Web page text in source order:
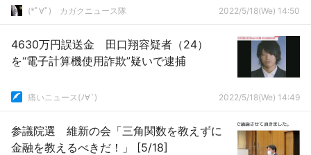
(*ﾟ∀ﾟ)ゞカガクニュース隊 2022/5/18(We) 14:50
4630万円誤送金 田口翔容疑者（24）
を“電子計算機使用詐欺”疑いで逮捕
痛いニュース(ﾉ∀`) 2022/5/18(We) 14:49
参議院選 維新の会「三角関数を教えずに
金融を教えるべきだ！」 [5/18]